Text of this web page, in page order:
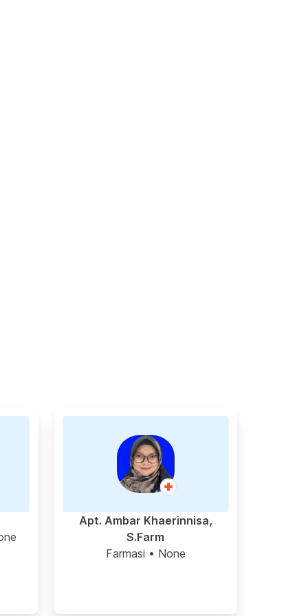
Apt. Ambar Khaerinnisa,
S.Farm
Farmasi • None